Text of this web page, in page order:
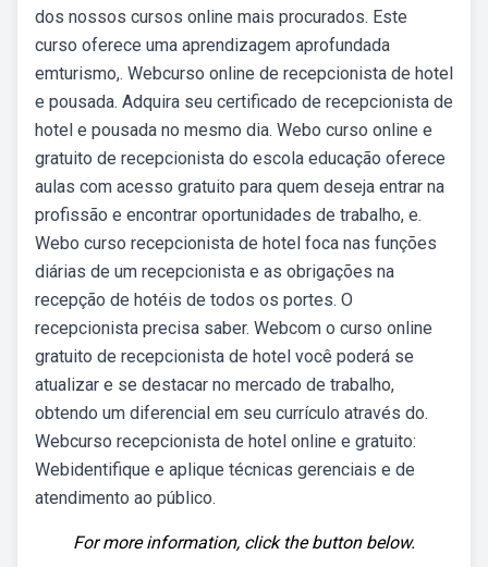
dos nossos cursos online mais procurados. Este
curso oferece uma aprendizagem aprofundada
emturismo,. Webcurso online de recepcionista de hotel
e pousada. Adquira seu certificado de recepcionista de
hotel e pousada no mesmo dia. Webo curso online e
gratuito de recepcionista do escola educação oferece
aulas com acesso gratuito para quem deseja entrar na
profissão e encontrar oportunidades de trabalho, e.
Webo curso recepcionista de hotel foca nas funções
diárias de um recepcionista e as obrigações na
recepção de hotéis de todos os portes. O
recepcionista precisa saber. Webcom o curso online
gratuito de recepcionista de hotel você poderá se
atualizar e se destacar no mercado de trabalho,
obtendo um diferencial em seu currículo através do.
Webcurso recepcionista de hotel online e gratuito:
Webidentifique e aplique técnicas gerenciais e de
atendimento ao público.
For more information, click the button below.